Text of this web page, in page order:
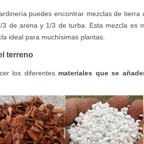
puedes encontrar mezclas de tierra
de arena y 1/3 de turba. Esta mezcla es
ideal para muchísimas plantas.
terreno
los diferentes materiales que se